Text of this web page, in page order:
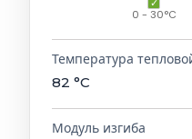
0 - 30°C
Температура
82 °C
Модуль изгиба